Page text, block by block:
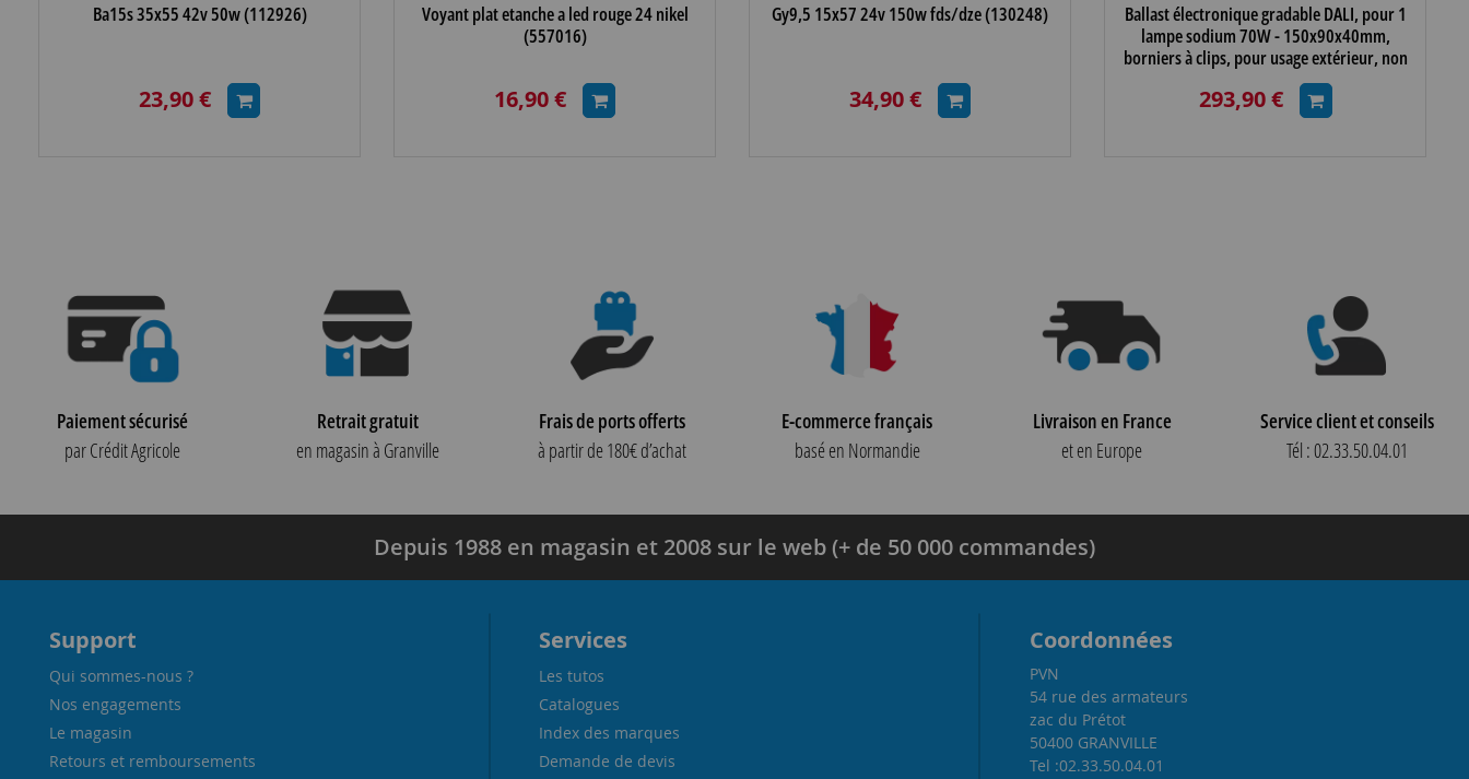
Ba15s 35x55 42v 50w (112926)
23,90 €
Voyant plat etanche a led rouge 24 nikel
(557016)
16,90 €
Gy9,5 15x57 24v 150w fds/dze (130248)
34,90 €
Ballast électronique gradable DALI, pour 1
lampe sodium 70W - 150x90x40mm,
borniers à clips, pour usage extérieur, non
293,90 €
Paiement sécurisé
par Crédit Agricole
Retrait gratuit
en magasin à Granville
Frais de ports offerts
à partir de 180€ d’achat
E-commerce français
basé en Normandie
Livraison en France
et en Europe
Service client et conseils
Tél : 02.33.50.04.01
Depuis 1988 en magasin et 2008 sur le web (+ de 50 000 commandes)
Support
Qui sommes-nous ?
Nos engagements
Le magasin
Retours et remboursements
Services
Les tutos
Catalogues
Index des marques
Demande de devis
Coordonnées
PVN
54 rue des armateurs
zac du Prétot
50400 GRANVILLE
Tel :02.33.50.04.01